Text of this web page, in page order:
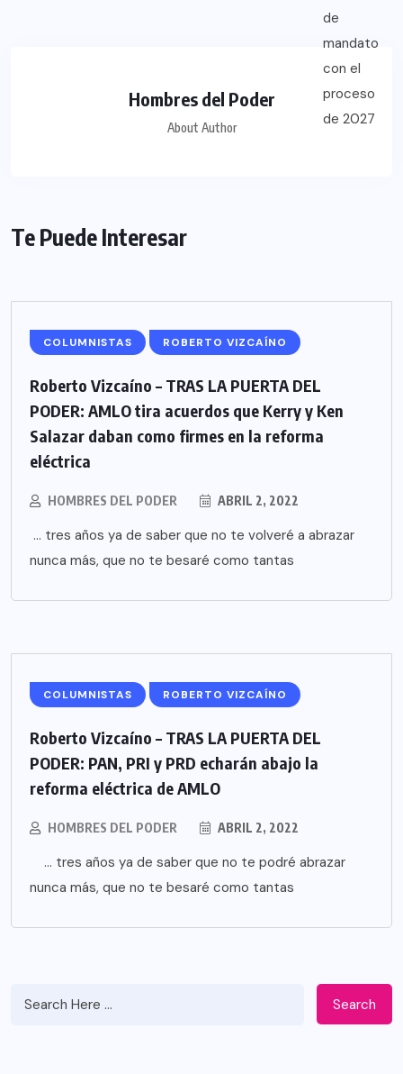
Hombres del Poder
About Author
Te Puede Interesar
COLUMNISTAS ROBERTO VIZCAÍNO
Roberto Vizcaíno – TRAS LA PUERTA DEL
PODER: AMLO tira acuerdos que Kerry y Ken
Salazar daban como firmes en la reforma
eléctrica
HOMBRES DEL PODER ABRIL 2, 2022
… tres años ya de saber que no te volveré a abrazar
nunca más, que no te besaré como tantas
COLUMNISTAS ROBERTO VIZCAÍNO
Roberto Vizcaíno – TRAS LA PUERTA DEL
PODER: PAN, PRI y PRD echarán abajo la
reforma eléctrica de AMLO
HOMBRES DEL PODER ABRIL 2, 2022
… tres años ya de saber que no te podré abrazar
nunca más, que no te besaré como tantas
Search